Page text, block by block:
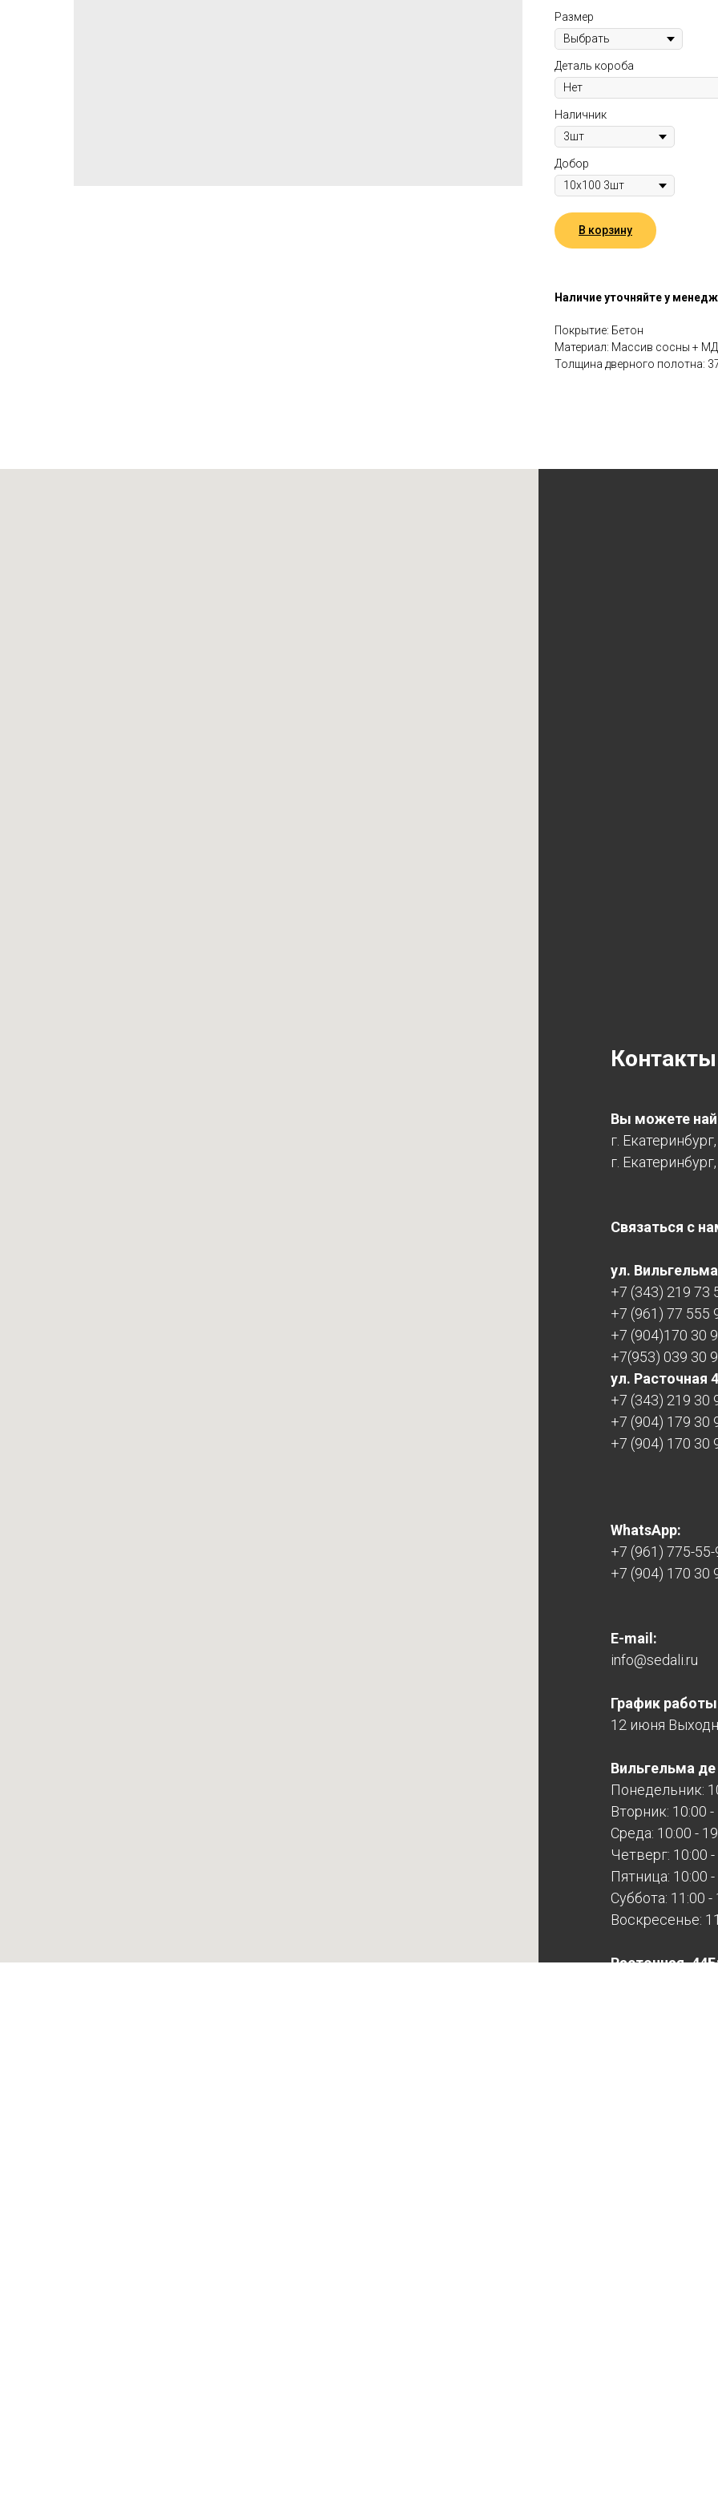
Размер
Деталь короба
Наличник
Добор
В корзину
Наличие уточняйте у
Покрытие: Бетон
Материал: Массив сосны +
Толщина дверного полотна:
Вы можете
г.
г.
Связаться с
ул.
+7 (343) 219 73
+7 (961) 77 555
+7 (904)170 30
+7(953) 039 30
ул. Расточная
+7 (343) 219 30
+7 (904) 179 30
+7 (904) 170 30
WhatsApp:
+7 (961) 775-
+7 (904) 170 30
E-mail:
info@sedali.ru
График
12 июня
Вильгельма де
Понедельник:
Вторник: 10:00 -
Среда: 10:00 -
Четверг: 10:00
Пятница: 10:00
Суббота: 11:00 -
Воскресенье:
Расточная,